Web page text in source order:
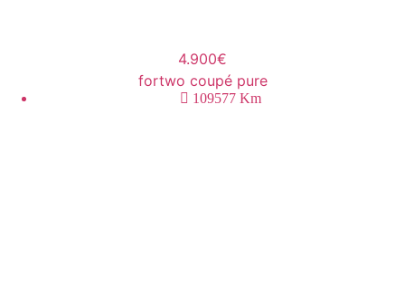
4.900€
fortwo coupé pure
109577 Km